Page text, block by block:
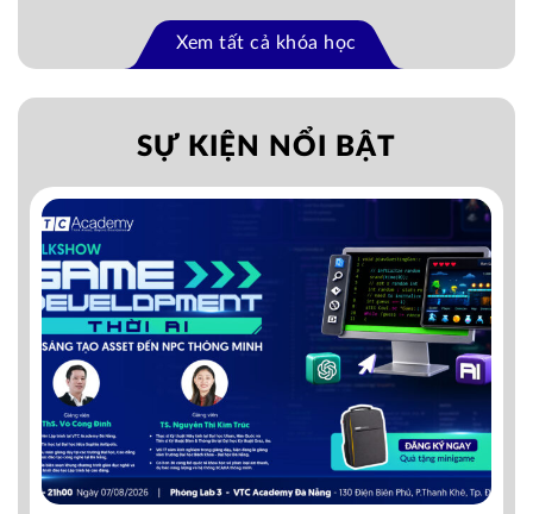
Xem tất cả khóa học
SỰ KIỆN NỔI BẬT